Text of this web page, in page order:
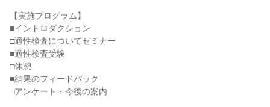
【実施プログラム】
■イントロダクション
□適性検査についてセミナー
■適性検査受験
□休憩
■結果のフィードバック
□アンケート・今後の案内